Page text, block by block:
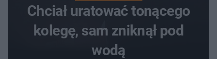
Chciał uratować tonącego
kolegę, sam zniknął pod
wodą